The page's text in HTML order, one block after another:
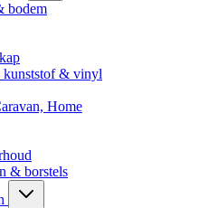
bodem
kunststof & vinyl
Home
& borstels